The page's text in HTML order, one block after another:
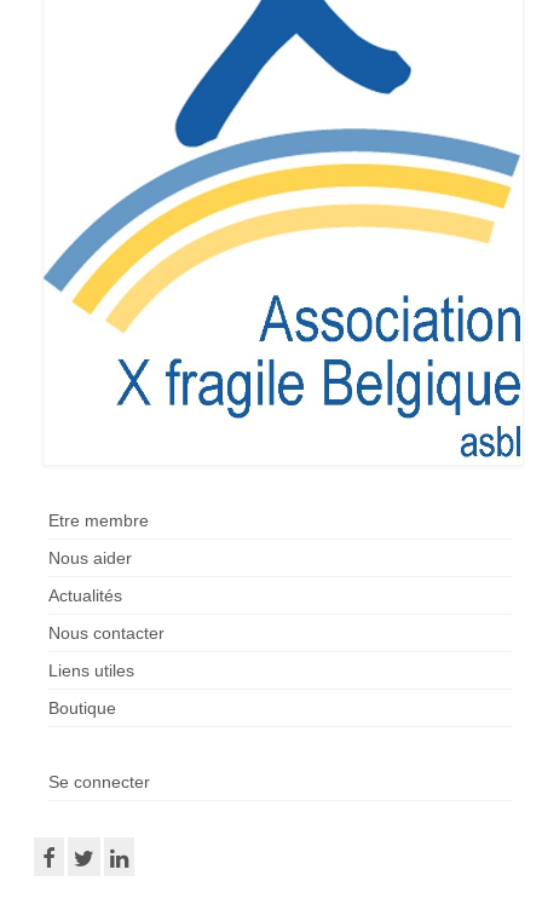
Dépistage génétique
La déficience intellectuelle
Association X fragile
Mission et objectifs
Organisation
Le Conseil d’Administration
Le Conseil scientifique
Etre membre
Nos revendications
Quand il n’y a pas de diagnostic
A l’annonce du handicap
Quand nous ne serons plus là
Etre membre
Nous aider
Actualités
Nous contacter
Liens utiles
Boutique
Se connecter